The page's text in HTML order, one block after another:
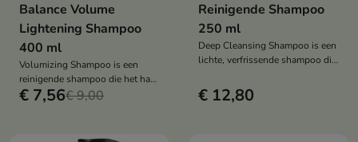
Balance Volume
Lightening Shampoo
400 ml
Volumizing Shampoo is een
reinigende shampoo die het haar
vanaf de wortels lift, waardoor
€ 7,56€ 9,00
Reinigende Shampoo
250 ml
Deep Cleansing Shampoo is een
lichte, verfrissende shampoo die
het haar vanaf de wortels lift en
zichtbaar volume geeft. Het haar
€ 12,80